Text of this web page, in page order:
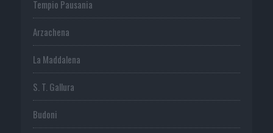
Tempio Pausania
Arzachena
La Maddalena
S. T. Gallura
Budoni